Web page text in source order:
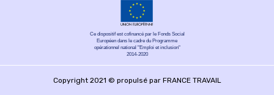
Ce dispositif est cofinancé par le Fonds Social
Européen dans le cadre du Programme
opérationnel national "Emploi et inclusion"
2014-2020
Copyright 2021 © propulsé par FRANCE TRAVAIL